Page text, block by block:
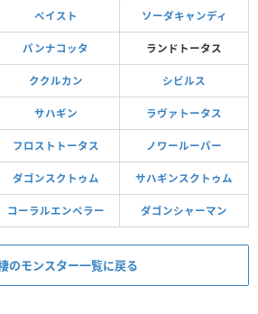
ペイスト ソーダキャンディ
パンナコッタ ランドトータス
ククルカン シビルス
サハギン ラヴァトータス
フロストトータス ノワールーパー
ダゴンスクトゥム サハギンスクトゥム
コーラルエンペラー ダゴンシャーマン
のモンスター一覧に戻る